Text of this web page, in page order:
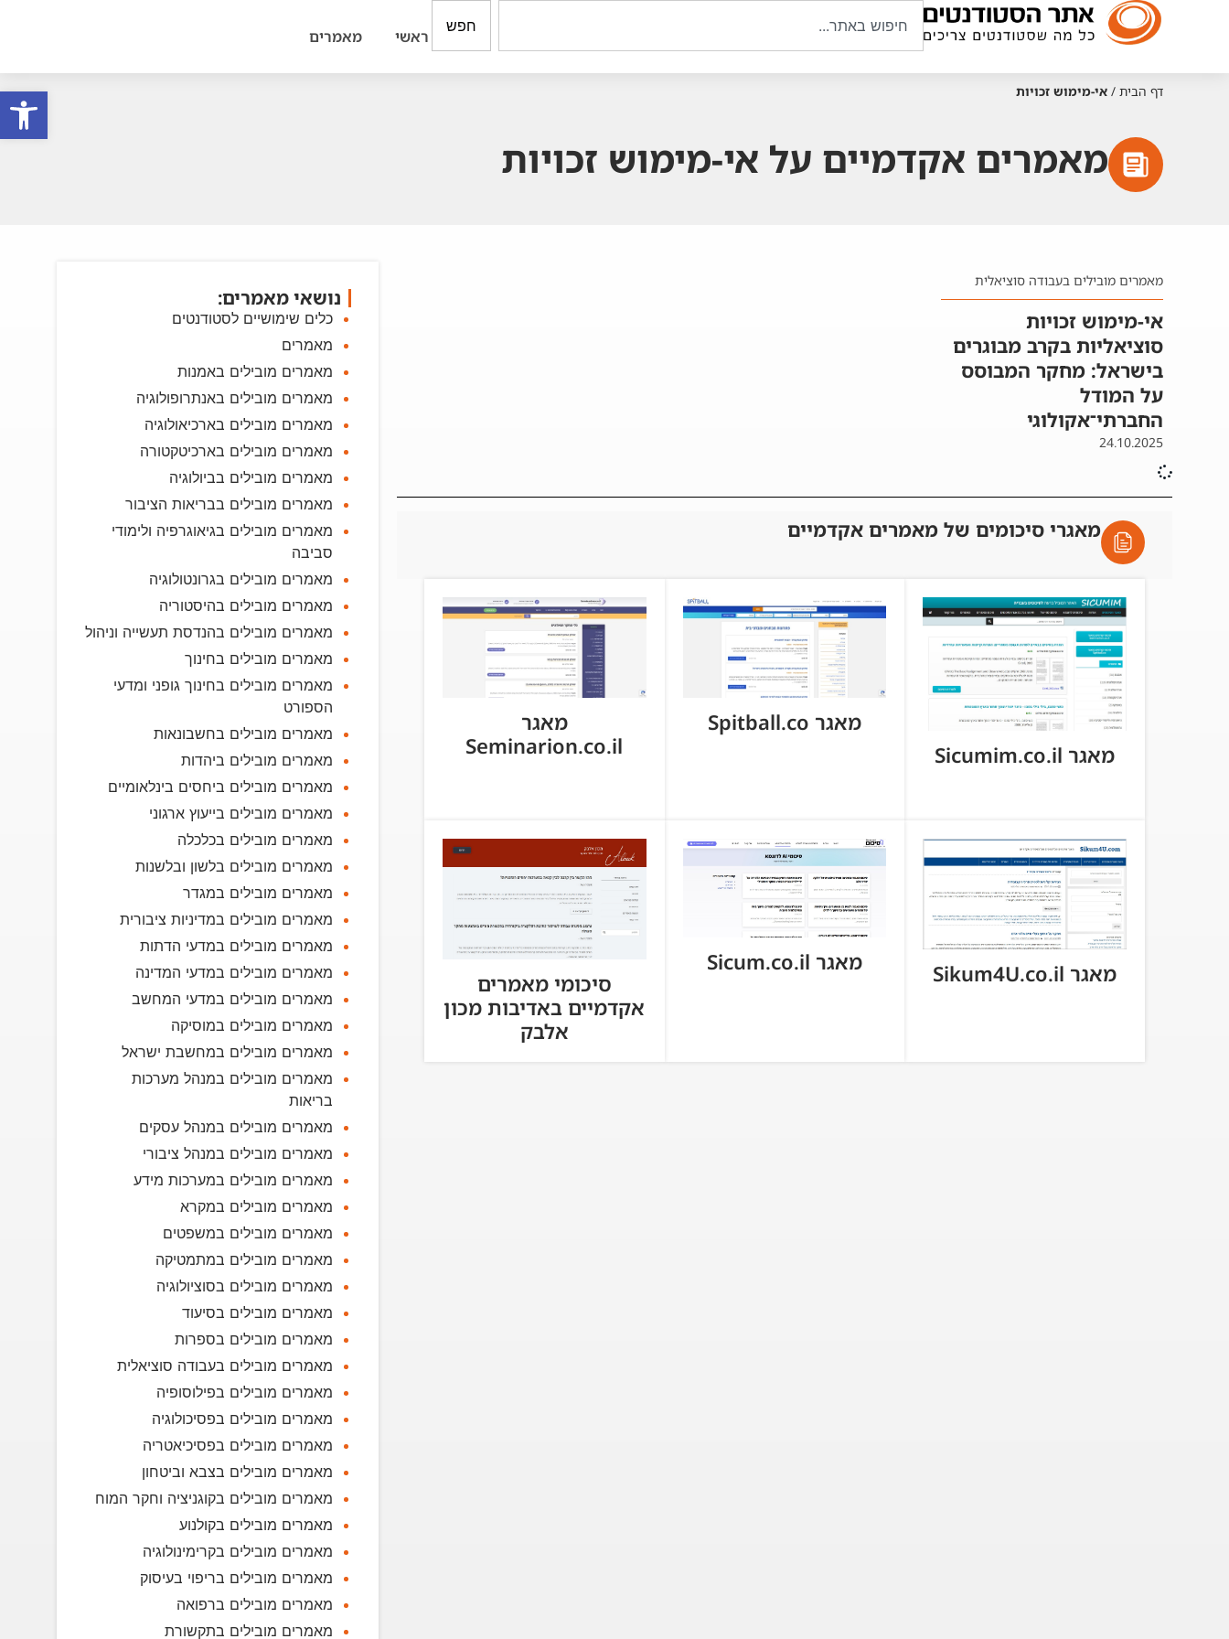
פתח
חפש
ראשי מאמרים
דף הבית / אי-מימוש זכויות
מאמרים אקדמיים על אי-מימוש זכויות
מאמרים מובילים בעבודה סוציאלית
אי-מימוש זכויות
סוציאליות בקרב מבוגרים
בישראל: מחקר המבוסס
על המודל
החברתי־אקולוגי
24.10.2025
מאגרי סיכומים של מאמרים אקדמיים
מאגר Sicumim.co.il
מאגר Spitball.co
מאגר
Seminarion.co.il
מאגר Sikum4U.co.il
מאגר Sicum.co.il
סיכומי מאמרים
אקדמיים באדיבות מכון
אלבק
נושאי מאמרים:
כלים שימושיים לסטודנטים
מאמרים
מאמרים מובילים באמנות
מאמרים מובילים באנתרופולוגיה
מאמרים מובילים בארכיאולוגיה
מאמרים מובילים בארכיטקטורה
מאמרים מובילים בביולוגיה
מאמרים מובילים בבריאות הציבור
מאמרים מובילים בגיאוגרפיה ולימודי
סביבה
מאמרים מובילים בגרונטולוגיה
מאמרים מובילים בהיסטוריה
מאמרים מובילים בהנדסת תעשייה וניהול
מאמרים מובילים בחינוך
מאמרים מובילים בחינוך גופני ומדעי
הספורט
מאמרים מובילים בחשבונאות
מאמרים מובילים ביהדות
מאמרים מובילים ביחסים בינלאומיים
מאמרים מובילים בייעוץ ארגוני
מאמרים מובילים בכלכלה
מאמרים מובילים בלשון ובלשנות
מאמרים מובילים במגדר
מאמרים מובילים במדיניות ציבורית
מאמרים מובילים במדעי הדתות
מאמרים מובילים במדעי המדינה
מאמרים מובילים במדעי המחשב
מאמרים מובילים במוסיקה
מאמרים מובילים במחשבת ישראל
מאמרים מובילים במנהל מערכות
בריאות
מאמרים מובילים במנהל עסקים
מאמרים מובילים במנהל ציבורי
מאמרים מובילים במערכות מידע
מאמרים מובילים במקרא
מאמרים מובילים במשפטים
מאמרים מובילים במתמטיקה
מאמרים מובילים בסוציולוגיה
מאמרים מובילים בסיעוד
מאמרים מובילים בספרות
מאמרים מובילים בעבודה סוציאלית
מאמרים מובילים בפילוסופיה
מאמרים מובילים בפסיכולוגיה
מאמרים מובילים בפסיכיאטריה
מאמרים מובילים בצבא וביטחון
מאמרים מובילים בקוגניציה וחקר המוח
מאמרים מובילים בקולנוע
מאמרים מובילים בקרימינולוגיה
מאמרים מובילים בריפוי בעיסוק
מאמרים מובילים ברפואה
מאמרים מובילים בתקשורת